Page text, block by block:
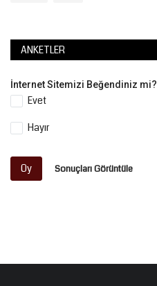
ANKETLER
İnternet Sitemizi Beğendiniz mi?
Evet
Hayır
Oy Sonuçları Görüntüle